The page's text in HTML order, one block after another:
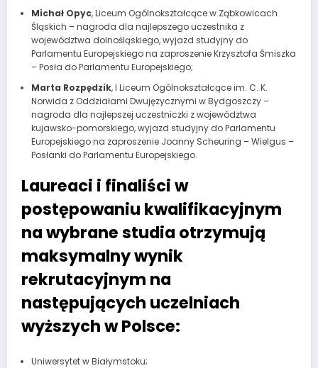
Michał Opyc, Liceum Ogólnokształcące w Ząbkowicach
Śląskich – nagroda dla najlepszego uczestnika z
województwa dolnośląskiego, wyjazd studyjny do
Parlamentu Europejskiego na zaproszenie Krzysztofa Śmiszka
– Posła do Parlamentu Europejskiego;
Marta Rozpędzik, I Liceum Ogólnokształcące im. C. K.
Norwida z Oddziałami Dwujęzycznymi w Bydgoszczy –
nagroda dla najlepszej uczestniczki z województwa
kujawsko-pomorskiego, wyjazd studyjny do Parlamentu
Europejskiego na zaproszenie Joanny Scheuring – Wielgus –
Posłanki do Parlamentu Europejskiego.
Laureaci i finaliści w
postępowaniu kwalifikacyjnym
na wybrane studia otrzymują
maksymalny wynik
rekrutacyjnym na
następujących uczelniach
wyższych w Polsce:
Uniwersytet w Białymstoku;